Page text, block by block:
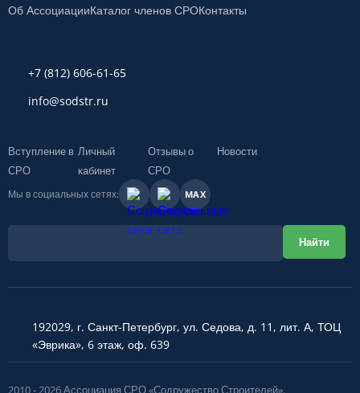
Об АссоциацииКаталог членов СРОКонтакты
+7 (812) 606-61-65
info@sodstr.ru
Вступление в
СРО
Личный
кабинет
Отзывы о
СРО
Новости
Мы в социальных сетях: MAX
192029, г. Санкт-Петербург, ул. Седова, д. 11, лит. А, ТОЦ
«Эврика», 6 этаж, оф. 639
2010 - 2026 Ассоциация СРО «Содружество Строителей».